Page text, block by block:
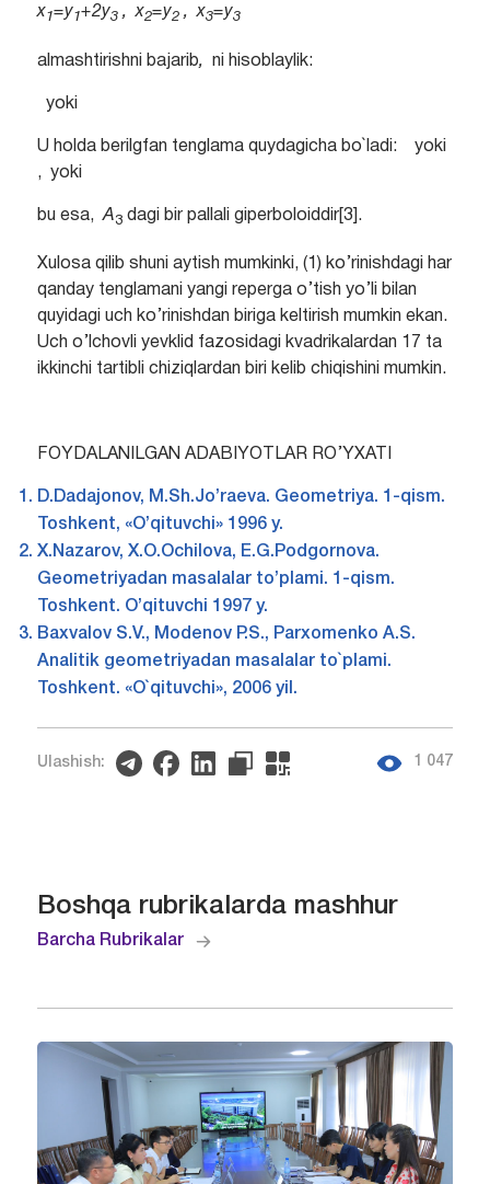
x1=y1+2y3, x2=y2, x3=y3
almashtirishni bajarib, ni hisoblaylik:
yoki
U holda berilgfan tenglama quydagicha bo`ladi: yoki
, yoki
bu esa, A3dagi bir pallali giperboloiddir[3].
Xulosa qilib shuni aytish mumkinki, (1) ko’rinishdagi har
qanday tenglamani yangi reperga o’tish yo’li bilan
quyidagi uch ko’rinishdan biriga keltirish mumkin ekan.
Uch o’lchovli yevklid fazosidagi kvadrikalardan 17 ta
ikkinchi tartibli chiziqlardan biri kelib chiqishini mumkin.
FOYDALANILGAN ADABIYOTLAR RO’YXATI
D.Dadajonov, M.Sh.Jo’raeva. Geometriya. 1-qism.
Toshkent, «O’qituvchi» 1996 y.
X.Nazarov, X.O.Ochilova, E.G.Podgornova.
Geometriyadan masalalar to’plami. 1-qism.
Toshkent. O’qituvchi 1997 y.
Baxvalov S.V., Modеnov P.S., Parxomеnko A.S.
Analitik gеomеtriyadan masalalar to`plami.
Toshkеnt. «O`qituvchi», 2006 yil.
Ulashish: 1 047
Boshqa rubrikalarda mashhur
Barcha Rubrikalar